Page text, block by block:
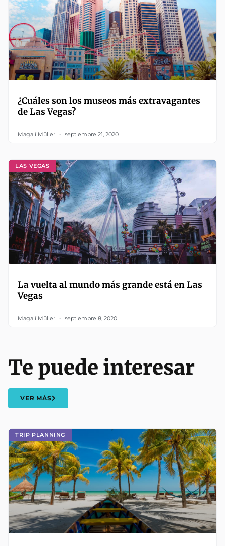
¿Cuáles son los museos más extravagantes
de Las Vegas?
Magalí Müller septiembre 21, 2020
LAS VEGAS
La vuelta al mundo más grande está en Las
Vegas
Magalí Müller septiembre 8, 2020
TRIP PLANNING
Te puede interesar
VER MÁS